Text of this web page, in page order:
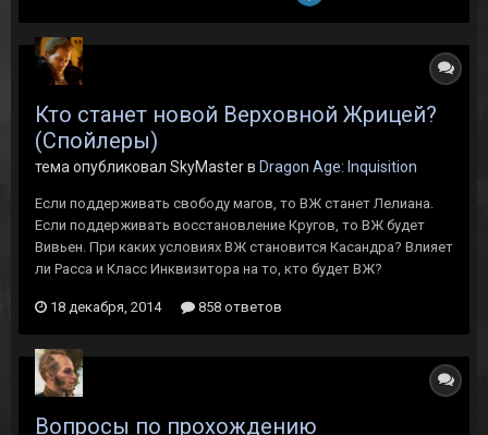
Кто станет новой Верховной Жрицей?
(Спойлеры)
тема опубликовал SkyMaster в Dragon Age: Inquisition
Если поддерживать свободу магов, то ВЖ станет Лелиана.
Если поддерживать восстановление Кругов, то ВЖ будет
Вивьен. При каких условиях ВЖ становится Касандра? Влияет
ли Расса и Класс Инквизитора на то, кто будет ВЖ?
18 декабря, 2014 858 ответов
Вопросы по прохождению